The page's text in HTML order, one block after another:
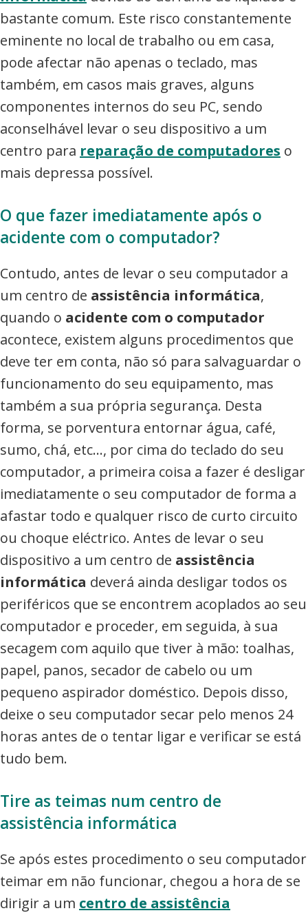
bastante comum. Este risco constantemente
eminente no local de trabalho ou em casa,
pode afectar não apenas o teclado, mas
também, em casos mais graves, alguns
componentes internos do seu PC, sendo
aconselhável levar o seu dispositivo a um
centro para reparação de computadores o
mais depressa possível.
O que fazer imediatamente após o
acidente com o computador?
Contudo, antes de levar o seu computador a
um centro de assistência informática,
quando o acidente com o computador
acontece, existem alguns procedimentos que
deve ter em conta, não só para salvaguardar o
funcionamento do seu equipamento, mas
também a sua própria segurança. Desta
forma, se porventura entornar água, café,
sumo, chá, etc…, por cima do teclado do seu
computador, a primeira coisa a fazer é desligar
imediatamente o seu computador de forma a
afastar todo e qualquer risco de curto circuito
ou choque eléctrico. Antes de levar o seu
dispositivo a um centro de assistência
informática deverá ainda desligar todos os
periféricos que se encontrem acoplados ao seu
computador e proceder, em seguida, à sua
secagem com aquilo que tiver à mão: toalhas,
papel, panos, secador de cabelo ou um
pequeno aspirador doméstico. Depois disso,
deixe o seu computador secar pelo menos 24
horas antes de o tentar ligar e verificar se está
tudo bem.
Tire as teimas num centro de
assistência informática
Se após estes procedimento o seu computador
teimar em não funcionar, chegou a hora de se
dirigir a um centro de assistência